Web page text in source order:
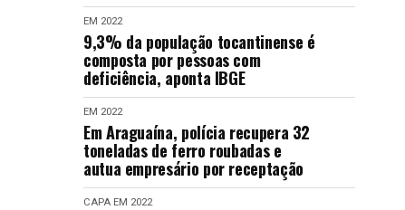
EM 2022
9,3% da população tocantinense é
composta por pessoas com
deficiência, aponta IBGE
EM 2022
Em Araguaína, polícia recupera 32
toneladas de ferro roubadas e
autua empresário por receptação
CAPA EM 2022